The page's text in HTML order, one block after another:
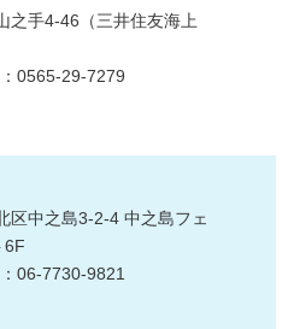
之手4-46 （三井住友海上
0565-29-7279
区中之島3-2-4中之島フェ
6F
06‐7730‐9821